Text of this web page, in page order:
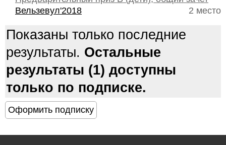
2 место
Вельзевул'2018
Показаны только последние
результаты. Остальные
результаты (1) доступны
только по подписке.